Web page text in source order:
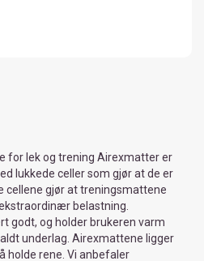
for lek og trening Airexmatter er
lukkede celler som gjør at de er
cellene gjør at treningsmattene
belastning.
godt, og holder brukeren varm
underlag. Airexmattene ligger
holde rene. Vi anbefaler